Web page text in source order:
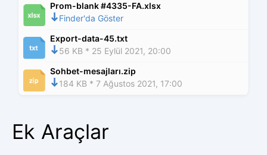
Prom-blank #4335-FA.xlsx
Finder'da Göster
Export-data-45.txt
56 KB * 25 Eylül 2021, 20:00
Sohbet-mesajları.zip
184 KB * 7 Ağustos 2021, 17:00
Ek Araçlar